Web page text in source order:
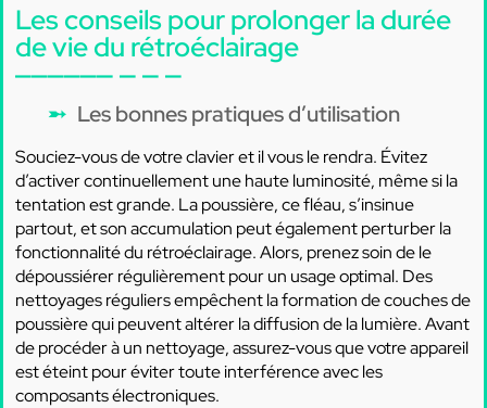
Les conseils pour prolonger la durée
de vie du rétroéclairage
Les bonnes pratiques d’utilisation
Souciez-vous de votre clavier et il vous le rendra. Évitez
d’activer continuellement une haute luminosité, même si la
tentation est grande. La poussière, ce fléau, s’insinue
partout, et son accumulation peut également perturber la
fonctionnalité du rétroéclairage. Alors, prenez soin de le
dépoussiérer régulièrement pour un usage optimal. Des
nettoyages réguliers empêchent la formation de couches de
poussière qui peuvent altérer la diffusion de la lumière. Avant
de procéder à un nettoyage, assurez-vous que votre appareil
est éteint pour éviter toute interférence avec les
composants électroniques.